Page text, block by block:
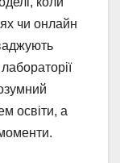
чи онлайн
освіти, а